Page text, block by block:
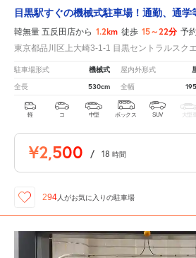
目黒駅すぐの機械式駐車場！通勤、通学
韓無量 五反田店から 1.2km 徒歩 15～22分 予
東京都品川区上大崎3-1-1 目黒セントラルスク
駐車場形式 機械式 屋内外形式
全長 530cm 全幅
軽 コ 中型 ボックス SUV 大型車
¥2,500 / 18 時間
294人がお気に入りの駐車場